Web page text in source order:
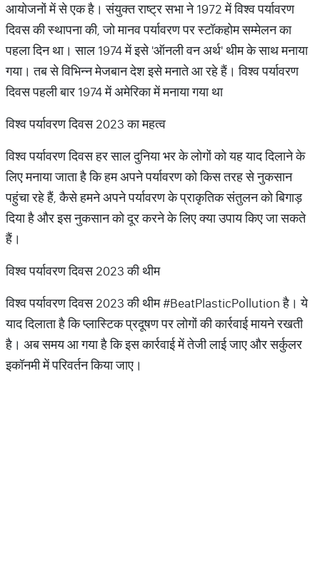
आयोजनों में से एक है। संयुक्त राष्ट्र सभा ने 1972 में विश्व पर्यावरण
दिवस की स्थापना की, जो मानव पर्यावरण पर स्टॉकहोम सम्मेलन का
पहला दिन था। साल 1974 में इसे 'ऑनली वन अर्थ' थीम के साथ मनाया
गया। तब से विभिन्न मेजबान देश इसे मनाते आ रहे हैं। विश्व पर्यावरण
दिवस पहली बार 1974 में अमेरिका में मनाया गया था
विश्व पर्यावरण दिवस 2023 का महत्व
विश्व पर्यावरण दिवस हर साल दुनिया भर के लोगों को यह याद दिलाने के
लिए मनाया जाता है कि हम अपने पर्यावरण को किस तरह से नुकसान
पहुंचा रहे हैं, कैसे हमने अपने पर्यावरण के प्राकृतिक संतुलन को बिगाड़
दिया है और इस नुकसान को दूर करने के लिए क्या उपाय किए जा सकते
हैं।
विश्व पर्यावरण दिवस 2023 की थीम
विश्व पर्यावरण दिवस 2023 की थीम #BeatPlasticPollution है। ये
याद दिलाता है कि प्लास्टिक प्रदूषण पर लोगों की कार्रवाई मायने रखती
है। अब समय आ गया है कि इस कार्रवाई में तेजी लाई जाए और सर्कुलर
इकॉनमी में परिवर्तन किया जाए।